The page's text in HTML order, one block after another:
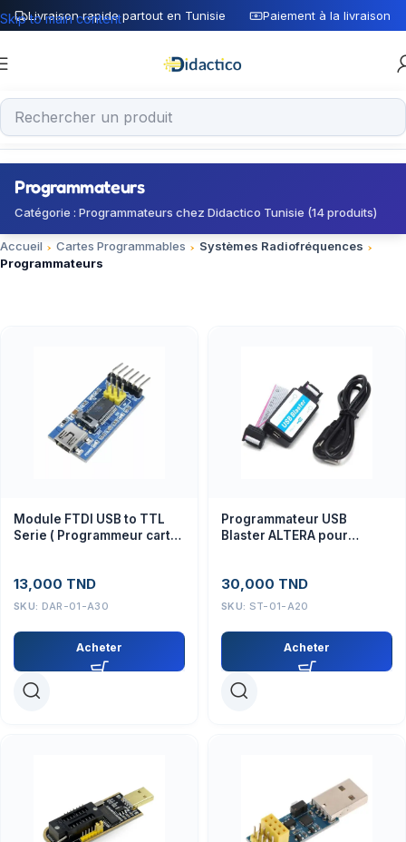
Livraison rapide partout en Tunisie Paiement à la livraison
Skip to main content
Programmateurs
Catégorie : Programmateurs chez Didactico Tunisie (14 produits)
Accueil Cartes Programmables
Systèmes Radiofréquences
Programmateurs
Module FTDI USB to TTL
Serie ( Programmeur carte
13,000 TND
SKU: DAR-01-A30
Acheter
Programmateur USB
Blaster ALTERA pour
30,000 TND
SKU: ST-01-A20
Acheter